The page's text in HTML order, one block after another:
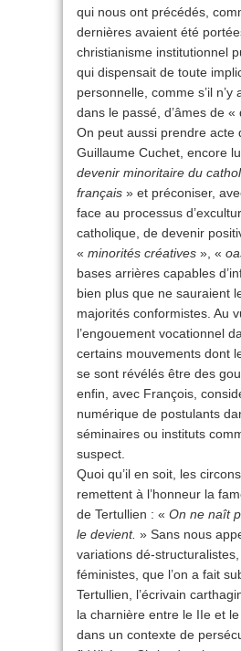
qui nous ont précédés,
dernières avaient été
christianisme institutionnel
qui dispensait de toute
personnelle, comme s’il n’y
dans le passé, d’âmes de «
On peut aussi prendre acte
Guillaume Cuchet, encore
devenir minoritaire du
français » et préconiser,
face au processus
catholique, de devenir
« minorités créatives », «
bases arrières capables
bien plus que ne sauraient
majorités conformistes. Au
l’engouement vocationnel
certains mouvements dont
se sont révélés être des
enfin, avec François,
numérique de postulants
séminaires ou instituts
suspect.
Quoi qu’il en soit, les
remettent à l’honneur la
de Tertullien : « On ne naît
le devient. » Sans nous
variations dé-
féministes, que l’on a fait
Tertullien, l’écrivain
la charnière entre le IIe et le
dans un contexte de